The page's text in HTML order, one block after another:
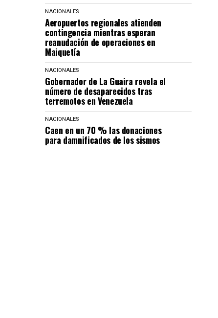
NACIONALES
Aeropuertos regionales atienden
contingencia mientras esperan
reanudación de operaciones en
Maiquetía
NACIONALES
Gobernador de La Guaira revela el
número de desaparecidos tras
terremotos en Venezuela
NACIONALES
Caen en un 70 % las donaciones
para damnificados de los sismos